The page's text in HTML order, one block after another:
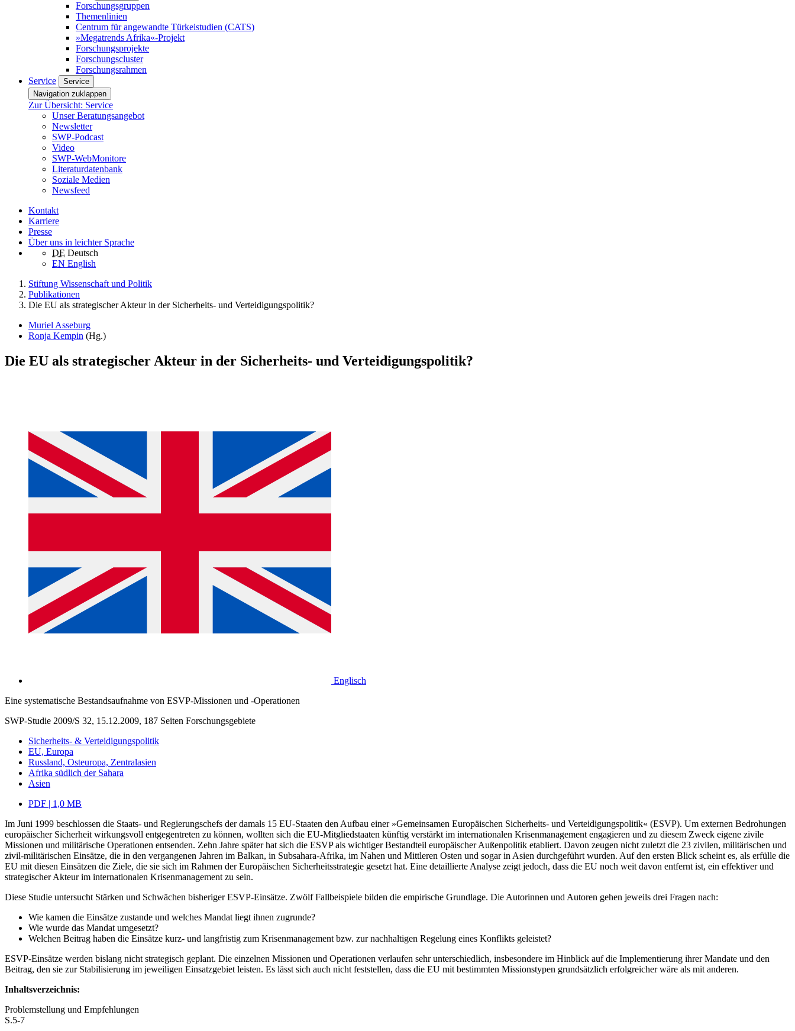
Forschungsgruppen
Themenlinien
Centrum für angewandte Türkeistudien (CATS)
»Megatrends Afrika«-Projekt
Forschungsprojekte
Forschungscluster
Forschungsrahmen
Service
Service
Navigation zuklappen
Zur Übersicht: Service
Unser Beratungsangebot
Newsletter
SWP-Podcast
Video
SWP-WebMonitore
Literaturdatenbank
Soziale Medien
Newsfeed
Kontakt
Karriere
Presse
Über uns in leichter Sprache
DE Deutsch
EN English
Stiftung Wissenschaft und Politik
Publikationen
Die EU als strategischer Akteur in der Sicherheits- und Verteidigungspolitik?
Muriel Asseburg
Ronja Kempin (Hg.)
Die EU als strategischer Akteur in der Sicherheits- und Verteidigungspolitik?
Englisch
Eine systematische Bestandsaufnahme von ESVP-Missionen und -Operationen
SWP-Studie 2009/S 32, 15.12.2009, 187 Seiten Forschungsgebiete
Sicherheits- & Verteidigungspolitik
EU, Europa
Russland, Osteuropa, Zentralasien
Afrika südlich der Sahara
Asien
PDF | 1,0 MB
Im Juni 1999 beschlossen die Staats- und Regierungschefs der damals 15 EU-Staaten den Aufbau einer »Gemeinsamen Europäischen Sicherheits- und Verteidigungspolitik« (ESVP). Um externen Bedrohungen
europäischer Sicherheit wirkungsvoll entgegentreten zu können, wollten sich die EU-Mitgliedstaaten künftig verstärkt im internationalen Krisenmanagement engagieren und zu diesem Zweck eigene zivile
Missionen und militärische Operationen entsenden. Zehn Jahre später hat sich die ESVP als wichtiger Bestandteil europäischer Außenpolitik etabliert. Davon zeugen nicht zuletzt die 23 zivilen, militärischen und
zivil-militärischen Einsätze, die in den vergangenen Jahren im Balkan, in Subsahara-Afrika, im Nahen und Mittleren Osten und sogar in Asien durchgeführt wurden. Auf den ersten Blick scheint es, als erfülle die
EU mit diesen Einsätzen die Ziele, die sie sich im Rahmen der Europäischen Sicherheitsstrategie gesetzt hat. Eine detaillierte Analyse zeigt jedoch, dass die EU noch weit davon entfernt ist, ein effektiver und
strategischer Akteur im internationalen Krisenmanagement zu sein.
Diese Studie untersucht Stärken und Schwächen bisheriger ESVP-Einsätze. Zwölf Fallbeispiele bilden die empirische Grundlage. Die Autorinnen und Autoren gehen jeweils drei Fragen nach:
Wie kamen die Einsätze zustande und welches Mandat liegt ihnen zugrunde?
Wie wurde das Mandat umgesetzt?
Welchen Beitrag haben die Einsätze kurz- und langfristig zum Krisenmanagement bzw. zur nachhaltigen Regelung eines Konflikts geleistet?
ESVP-Einsätze werden bislang nicht strategisch geplant. Die einzelnen Missionen und Operationen verlaufen sehr unterschiedlich, insbesondere im Hinblick auf die Implementierung ihrer Mandate und den
Beitrag, den sie zur Stabilisierung im jeweiligen Einsatzgebiet leisten. Es lässt sich auch nicht feststellen, dass die EU mit bestimmten Missionstypen grundsätzlich erfolgreicher wäre als mit anderen.
Inhaltsverzeichnis:
Problemstellung und Empfehlungen
S.5-7